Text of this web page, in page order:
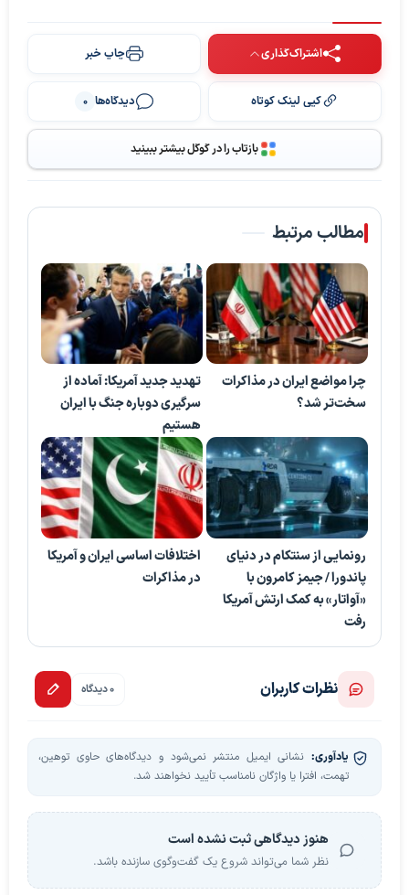
اشتراک‌گذاری چاپ خبر
کپی لینک کوتاه دیدگاه‌ها 0
بازتاب را در گوگل بیشتر ببینید
مطالب مرتبط
چرا مواضع ایران در مذاکرات
سخت‌تر شد؟
تهدید جدید آمریکا: آماده از
سرگیری دوباره جنگ با ایران
هستیم
رونمایی از سنتکام در دنیای
پاندورا / جیمز کامرون با
«آواتار» به کمک ارتش آمریکا
رفت
اختلافات اساسی ایران و آمریکا
در مذاکرات
نظرات کاربران 0 دیدگاه
یادآوری: نشانی ایمیل منتشر نمی‌شود و دیدگاه‌های حاوی توهین،
تهمت، افترا یا واژگان نامناسب تأیید نخواهند شد.
هنوز دیدگاهی ثبت نشده است
نظر شما می‌تواند شروع یک گفت‌وگوی سازنده باشد.